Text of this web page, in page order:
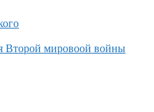
Второй мировоой войны